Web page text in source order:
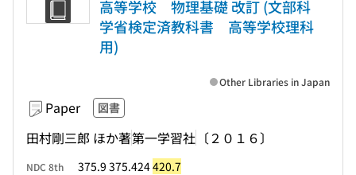
高等学校 物理基礎 改訂 (文部科
学省検定済教科書 高等学校理科
用)
Paper 図書
田村剛三郎 ほか著第一学習社 〔２０１６〕
Other Libraries in Japan
NDC 8th 375.9 375.424420.7